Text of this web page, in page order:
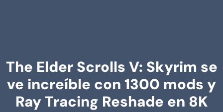
The Elder Scrolls V: Skyrim se
ve increíble con 1300 mods y
Ray Tracing Reshade en 8K